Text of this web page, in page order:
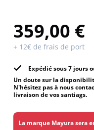
359,00 €
+ 12€ de frais de port
Expédié sous 7 jours
Un doute sur la
N'hésitez pas à nous
livraison de vos santiags.
La marque Mayura sera